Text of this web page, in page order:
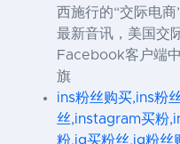
西施行的“交际电
最新音讯，美国交
Facebook客户端
旗
ins粉丝购买,ins粉
丝,instagram买粉
粉,ig买粉丝,ig粉丝